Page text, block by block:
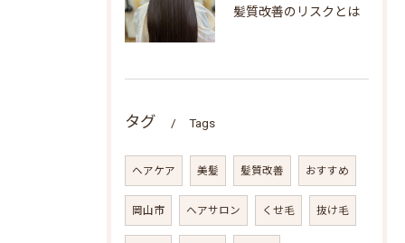
髪質改善のリスクとは
タグ Tags
ヘアケア 美髪 髪質改善 おすすめ
岡山市 ヘアサロン くせ毛 抜け毛